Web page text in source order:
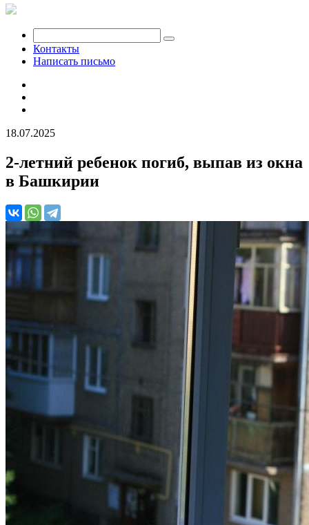
Контакты
Написать письмо
18.07.2025
2-летний ребенок погиб, выпав из окна
в Башкирии